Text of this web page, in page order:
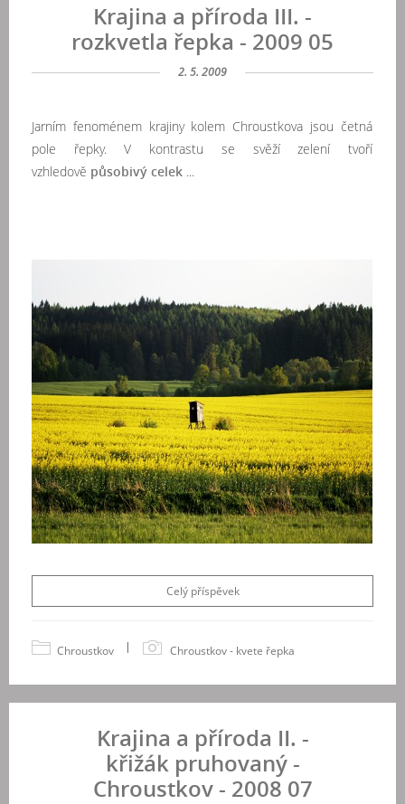
Krajina a příroda III. -
rozkvetla řepka - 2009 05
2. 5. 2009
Jarním fenoménem krajiny kolem Chroustkova jsou četná
pole řepky. V kontrastu se svěží zelení tvoří
vzhledově působivý celek ...
Celý příspěvek
Chroustkov | Chroustkov - kvete řepka
Krajina a příroda II. -
křižák pruhovaný -
Chroustkov - 2008 07